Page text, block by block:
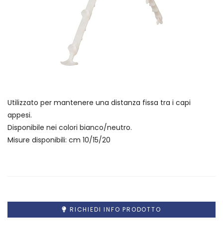
Utilizzato per mantenere una distanza fissa tra i capi
appesi.
Disponibile nei colori bianco/neutro.
Misure disponibili: cm 10/15/20
RICHIEDI INFO PRODOTTO